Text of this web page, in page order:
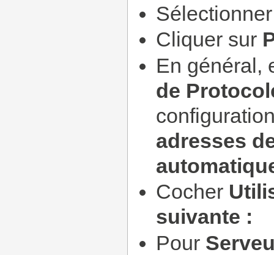
Cliquer sur
En général,
de
adresses
Cocher
suivante :
Pour